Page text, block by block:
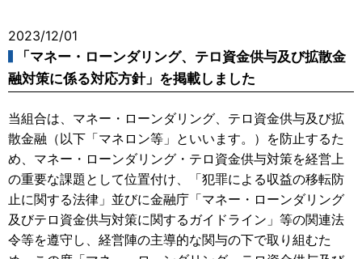
2023/12/01
「マネー・ローンダリング、テロ資金供与及び拡散金
融対策に係る対応方針」を掲載しました
当組合は、マネー・ローンダリング、テロ資金供与及び拡
散金融（以下「マネロン等」といいます。）を防止するた
め、マネー・ローンダリング・テロ資金供与対策を経営上
の重要な課題として位置付け、「犯罪による収益の移転防
止に関する法律」並びに金融庁「マネー・ローンダリング
及びテロ資金供与対策に関するガイドライン」等の関連法
令等を遵守し、経営陣の主導的な関与の下で取り組むた